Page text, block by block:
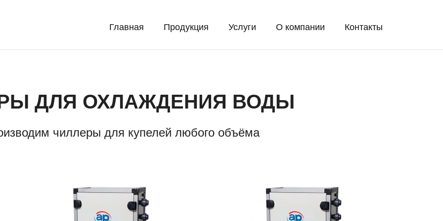
Главная Продукция Услуги О компании Контакты
ДЛЯ ОХЛАЖДЕНИЯ ВОДЫ
чиллеры для купелей любого объёма